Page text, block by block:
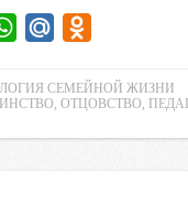
W
a
t
s
i
l
.
n
o
k
СЕМЕЙНОЙ ЖИЗНИ
ОТЦОВСТВО